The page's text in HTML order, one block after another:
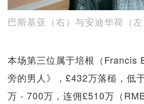
巴斯基亚（右）与安迪华荷（
本场第三位属于培根（Francis
旁的男人》，£432万落槌，低
万 - 700万，连佣£510万（